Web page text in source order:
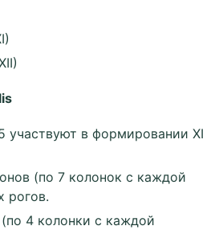
участвуют в формировании XI
(по 7 колонок с каждой
рогов.
4 колонки с каждой